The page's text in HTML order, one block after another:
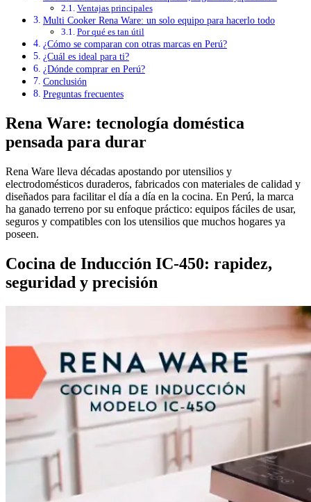
Ventajas principales
Multi Cooker Rena Ware: un solo equipo para hacerlo todo
Por qué es tan útil
¿Cómo se comparan con otras marcas en Perú?
¿Cuál es ideal para ti?
¿Dónde comprar en Perú?
Conclusión
Preguntas frecuentes
Rena Ware: tecnología doméstica
pensada para durar
Rena Ware lleva décadas apostando por utensilios y
electrodomésticos duraderos, fabricados con materiales de calidad y
diseñados para facilitar el día a día en la cocina. En Perú, la marca
ha ganado terreno por su enfoque práctico: equipos fáciles de usar,
seguros y compatibles con los utensilios que muchos hogares ya
poseen.
Cocina de Inducción IC-450: rapidez,
seguridad y precisión